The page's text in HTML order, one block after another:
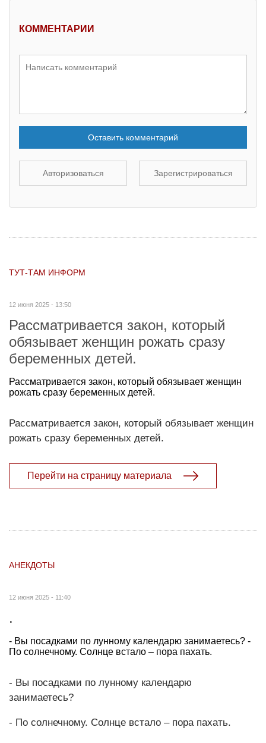
КОММЕНТАРИИ
Оставить комментарий
Авторизоваться Зарегистрироваться
ТУТ-ТАМ ИНФОРМ
12 июня 2025 - 13:50
Рассматривается закон, который
обязывает женщин рожать сразу
беременных детей.
Рассматривается закон, который обязывает женщин
рожать сразу беременных детей.
Рассматривается закон, который обязывает женщин
рожать сразу беременных детей.
Перейти на страницу материала
АНЕКДОТЫ
12 июня 2025 - 11:40
.
- Вы посадками по лунному календарю занимаетесь? -
По солнечному. Солнце встало – пора пахать.
- Вы посадками по лунному календарю
занимаетесь?
- По солнечному. Солнце встало – пора пахать.